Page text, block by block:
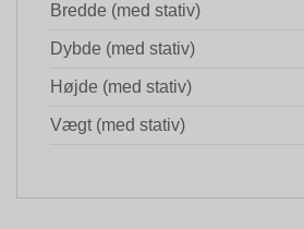
Bredde (med stativ)
Dybde (med stativ)
Højde (med stativ)
Vægt (med stativ)